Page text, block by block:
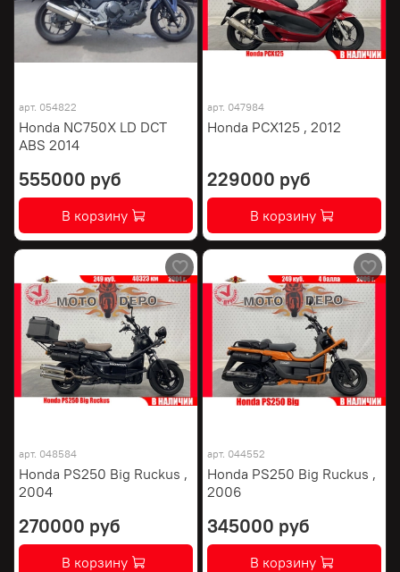
арт. 054822
Honda NC750X LD DCT
ABS 2014
555000 руб
В корзину
арт. 047984
Honda PCX125 , 2012
229000 руб
В корзину
арт. 048584
Honda PS250 Big Ruckus ,
2004
270000 руб
В корзину
арт. 044552
Honda PS250 Big Ruckus ,
2006
345000 руб
В корзину